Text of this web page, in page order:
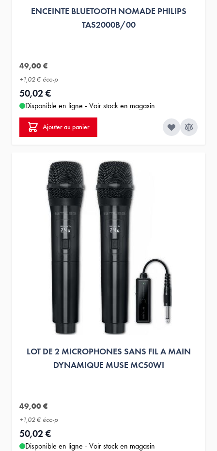
ENCEINTE BLUETOOTH NOMADE PHILIPS
TAS2000B/00
49,00 €
+1,02 € éco-p
50,02 €
Disponible en ligne - Voir stock en magasin
Ajouter au panier
LOT DE 2 MICROPHONES SANS FIL A MAIN
DYNAMIQUE MUSE MC50WI
49,00 €
+1,02 € éco-p
50,02 €
Disponible en ligne - Voir stock en magasin